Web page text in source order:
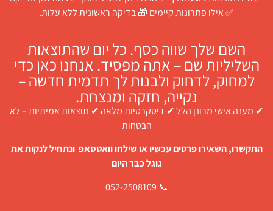
✅ אילו פתרונות קיימים 🎁 בדיקה ראשונית ללא עלות.
השם שלך שווה כסף. כל יום שהתוצאות
השליליות שם – אתה מפסיד. אנחנו כאן כדי
למחוק, לדחוק ולבנות לך תדמית חדשה –
נקייה, חזקה ומנצחת.
✔ מענה אישי מרונן הלל ✔ דיסקרטיות מלאה ✔ תוצאות אמיתיות – לא
הבטחות
התקשרו, השאירו פרטים עכשיו או שילחו וואטסאפ ונתחיל לנקות את
גוגל כבר היום
📞 052-2508109